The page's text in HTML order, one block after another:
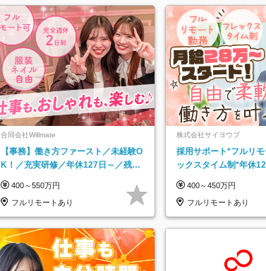
合同会社Willmate
【事務】働き方ファースト／未経験O
K！／充実研修／年休127日～／残業
400～550万円
フルリモートあり
株式会社サイヨウブ
採用サポート*フルリ
ックスタイム制*年休
400～450万円
フルリモートあり